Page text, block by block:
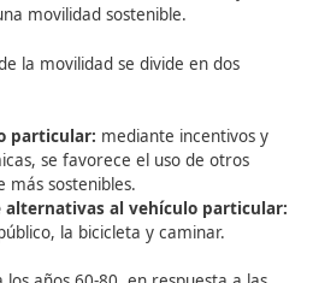
de movilidad